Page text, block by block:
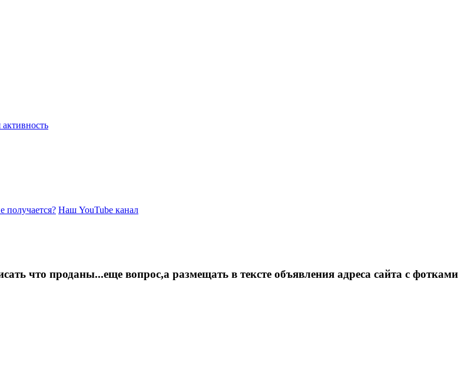
получается? Наш YouTube канал
что проданы...еще вопрос,а размещать в тексте объявления адреса сайта с фотками